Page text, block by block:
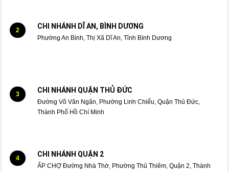
2 CHI NHÁNH DĨ AN, BÌNH DƯƠNG
Phường An Bình, Thị Xã Dĩ An, Tỉnh Bình Dương
3 CHI NHÁNH QUẬN THỦ ĐỨC
Đường Võ Văn Ngân, Phường Linh Chiểu, Quận Thủ Đức,
Thành Phố Hồ Chí Minh
4 CHI NHÁNH QUẬN 2
ẤP CHỢ Đường Nhà Thờ, Phường Thủ Thiêm, Quận 2, Thành